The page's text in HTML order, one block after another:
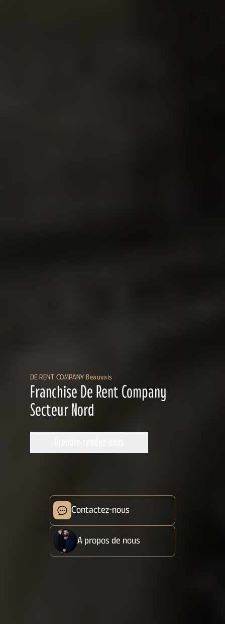
DE RENT COMPANY Beauvais
Franchise De Rent Company
Secteur Nord
Contactez-nous
A propos de nous